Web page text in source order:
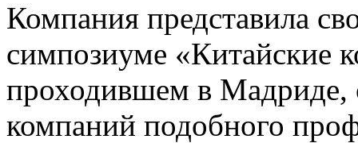
Компания представила
симпозиуме «Китайские
проходившем в Мадриде,
компаний подобного